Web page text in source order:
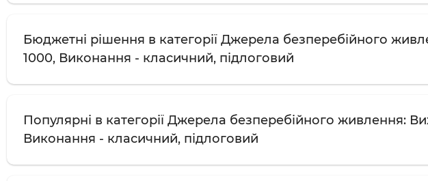
Бюджетні рішення в категорії Джерела безперебійного
1000, Виконання - класичний, підлоговий
Популярні в категорії Джерела безперебійного живлення:
Виконання - класичний, підлоговий